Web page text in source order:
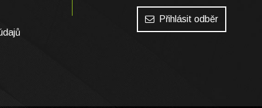
Přihlásit odběr